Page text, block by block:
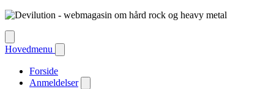
Hovedmenu
Forside
Anmeldelser